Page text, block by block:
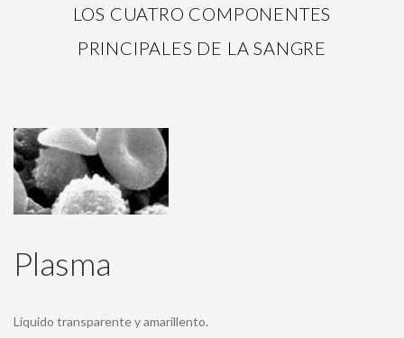
LOS CUATRO COMPONENTES
PRINCIPALES DE LA SANGRE
Plasma
Líquido transparente y amarillento.